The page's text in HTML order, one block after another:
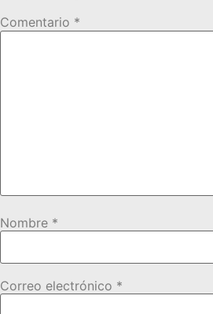
Comentario *
Nombre *
Correo electrónico *